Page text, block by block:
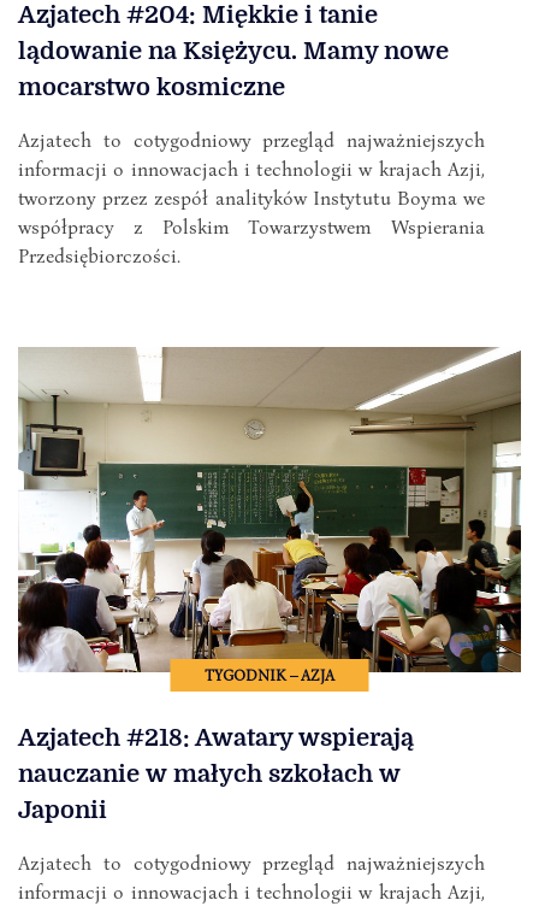
Azjatech #204: Miękkie i tanie
lądowanie na Księżycu. Mamy nowe
mocarstwo kosmiczne
Azjatech to cotygodniowy przegląd najważniejszych
informacji o innowacjach i technologii w krajach Azji,
tworzony przez zespół analityków Instytutu Boyma we
współpracy z Polskim Towarzystwem Wspierania
Przedsiębiorczości.
TYGODNIK – AZJA
Azjatech #218: Awatary wspierają
nauczanie w małych szkołach w
Japonii
Azjatech to cotygodniowy przegląd najważniejszych
informacji o innowacjach i technologii w krajach Azji,